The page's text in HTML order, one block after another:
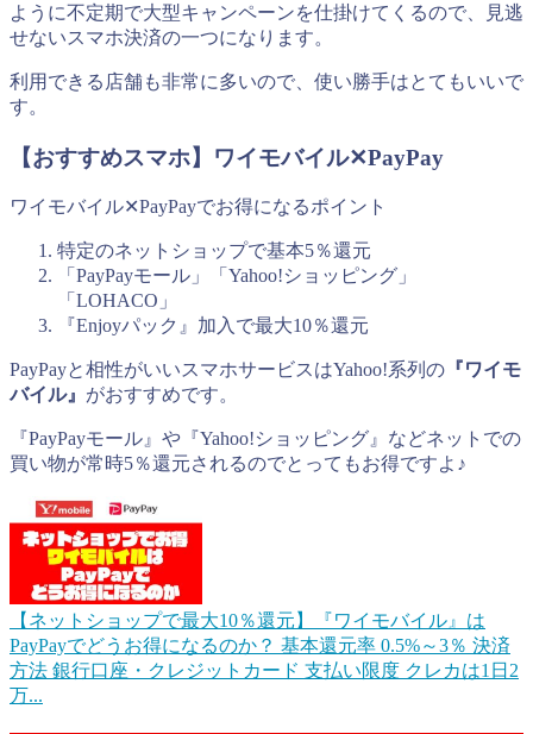
ように不定期で大型キャンペーンを仕掛けてくるので、見逃
せないスマホ決済の一つになります。
利用できる店舗も非常に多いので、使い勝手はとてもいいで
す。
【おすすめスマホ】ワイモバイル✕PayPay
ワイモバイル✕PayPayでお得になるポイント
特定のネットショップで基本5％還元
「PayPayモール」「Yahoo!ショッピング」
「LOHACO」
『Enjoyパック』加入で最大10％還元
PayPayと相性がいいスマホサービスはYahoo!系列の 『ワイモ
バイル』 がおすすめです。
『PayPayモール』や『Yahoo!ショッピング』などネットでの
買い物が常時5％還元されるのでとってもお得ですよ♪
【ネットショップで最大10％還元】『ワイモバイル』は
PayPayでどうお得になるのか？ 基本還元率 0.5%～3％ 決済
方法 銀行口座・クレジットカード 支払い限度 クレカは1日2
万...